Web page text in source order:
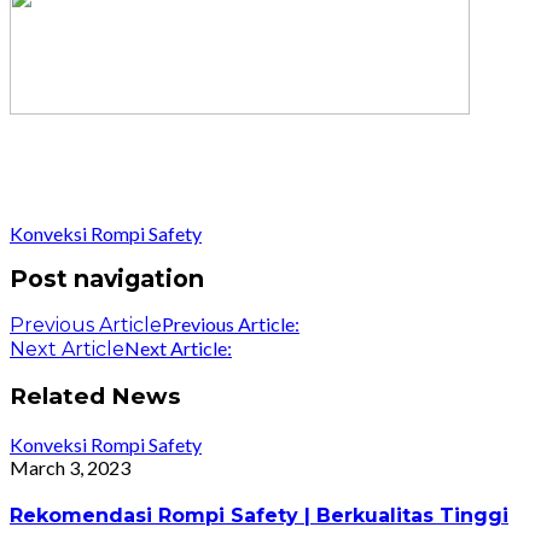
Konveksi Rompi Safety
Post navigation
Previous ArticlePrevious Article:
Next ArticleNext Article:
Related News
Konveksi Rompi Safety
March 3, 2023
Rekomendasi Rompi Safety | Berkualitas Tinggi